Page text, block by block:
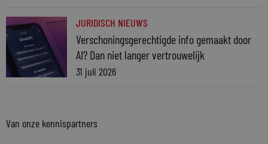
JURIDISCH NIEUWS
Verschoningsgerechtigde info gemaakt door
AI? Dan niet langer vertrouwelijk
31 juli 2026
Van onze kennispartners